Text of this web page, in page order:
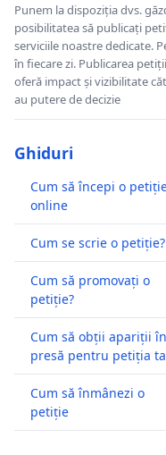
Punem la dispoziția dvs.
posibilitatea să publicați
serviciile noastre dedicate.
în fiecare zi. Publicarea
oferă impact și vizibilitate
au putere de decizie
Ghiduri
Cum să începi o
online
Cum se scrie o petiție?
Cum să promovați o
petiție?
Cum să obții apariții în
presă pentru petiția ta
Cum să înmânezi o
petiție